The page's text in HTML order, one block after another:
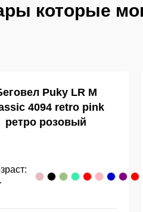
которые
Puky LR M
4094 retro pink
ретро розовый